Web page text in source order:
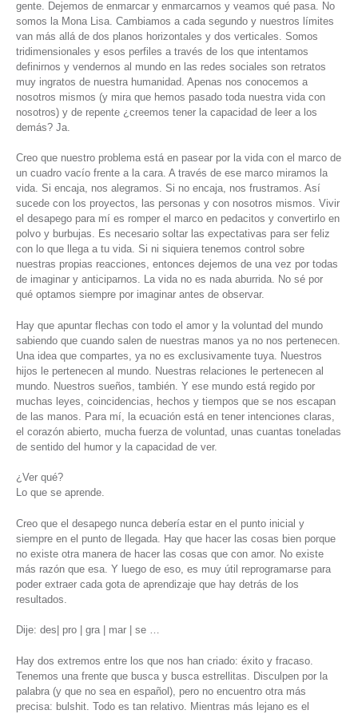
gente. Dejemos de enmarcar y enmarcarnos y veamos qué pasa. No
somos la Mona Lisa. Cambiamos a cada segundo y nuestros límites
van más allá de dos planos horizontales y dos verticales. Somos
tridimensionales y esos perfiles a través de los que intentamos
definirnos y vendernos al mundo en las redes sociales son retratos
muy ingratos de nuestra humanidad. Apenas nos conocemos a
nosotros mismos (y mira que hemos pasado toda nuestra vida con
nosotros) y de repente ¿creemos tener la capacidad de leer a los
demás? Ja.
Creo que nuestro problema está en pasear por la vida con el marco de
un cuadro vacío frente a la cara. A través de ese marco miramos la
vida. Si encaja, nos alegramos. Si no encaja, nos frustramos. Así
sucede con los proyectos, las personas y con nosotros mismos. Vivir
el desapego para mí es romper el marco en pedacitos y convertirlo en
polvo y burbujas. Es necesario soltar las expectativas para ser feliz
con lo que llega a tu vida. Si ni siquiera tenemos control sobre
nuestras propias reacciones, entonces dejemos de una vez por todas
de imaginar y anticiparnos. La vida no es nada aburrida. No sé por
qué optamos siempre por imaginar antes de observar.
Hay que apuntar flechas con todo el amor y la voluntad del mundo
sabiendo que cuando salen de nuestras manos ya no nos pertenecen.
Una idea que compartes, ya no es exclusivamente tuya. Nuestros
hijos le pertenecen al mundo. Nuestras relaciones le pertenecen al
mundo. Nuestros sueños, también. Y ese mundo está regido por
muchas leyes, coincidencias, hechos y tiempos que se nos escapan
de las manos. Para mí, la ecuación está en tener intenciones claras,
el corazón abierto, mucha fuerza de voluntad, unas cuantas toneladas
de sentido del humor y la capacidad de ver.
¿Ver qué?
Lo que se aprende.
Creo que el desapego nunca debería estar en el punto inicial y
siempre en el punto de llegada. Hay que hacer las cosas bien porque
no existe otra manera de hacer las cosas que con amor. No existe
más razón que esa. Y luego de eso, es muy útil reprogramarse para
poder extraer cada gota de aprendizaje que hay detrás de los
resultados.
Dije: des| pro | gra | mar | se …
Hay dos extremos entre los que nos han criado: éxito y fracaso.
Tenemos una frente que busca y busca estrellitas. Disculpen por la
palabra (y que no sea en español), pero no encuentro otra más
precisa: bulshit. Todo es tan relativo. Mientras más lejano es el